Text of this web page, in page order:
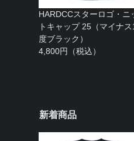
HARDCCスターロゴ・ニ
トキャップ 25（マイナ
度ブラック）
4,800円（税込）
新着商品